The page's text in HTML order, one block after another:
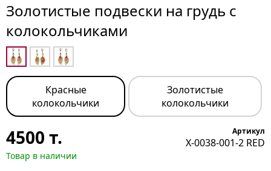
Золотистые подвески на грудь с
колокольчиками
Красные
колокольчики
Золотистые
колокольчики
4500 т.
Товар в наличии
Артикул
X-0038-001-2 RED